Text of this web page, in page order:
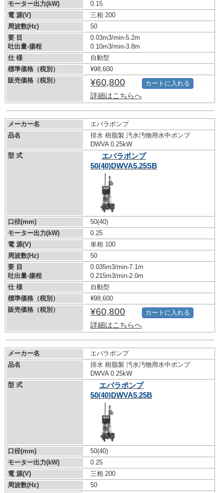
モーター出力(kW)
0.15
電 源(V)
三相 200
周波数(Hz)
50
要 目
吐出量-揚程
0.03m3/min-5.2m
0.10m3/min-3.8m
仕 様
自動型
標準価格（税別）
¥98,600
販売価格（税別）
¥60,800
詳細はこちらへ
カートに入れる
メーカー名
エバラポンプ
品名
排水 樹脂製 汚水汚物用水中ポンプ
DWVA 0.25kW
型 式
エバラポンプ
50(40)DWVA5.25SB
口径(mm)
50(40)
モーター出力(kW)
0.25
電 源(V)
単相 100
周波数(Hz)
50
要 目
吐出量-揚程
0.035m3/min-7.1m
0.215m3/min-2.0m
仕 様
自動型
標準価格（税別）
¥98,600
販売価格（税別）
¥60,800
詳細はこちらへ
カートに入れる
メーカー名
エバラポンプ
品名
排水 樹脂製 汚水汚物用水中ポンプ
DWVA 0.25kW
型 式
エバラポンプ
50(40)DWVA5.25B
口径(mm)
50(40)
モーター出力(kW)
0.25
電 源(V)
三相 200
周波数(Hz)
50